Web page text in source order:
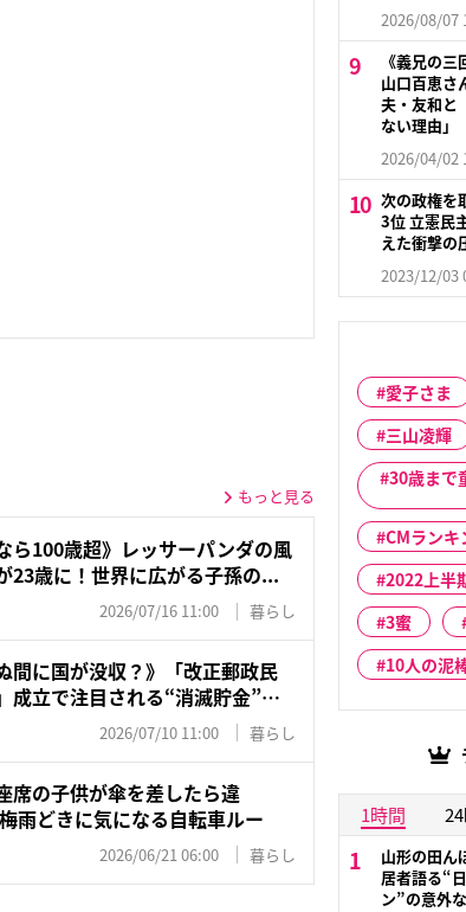
もっと見る
ら100歳超》レッサーパンダの風
23歳に！世界に広がる子孫の...
2026/07/16 11:00 暮らし
間に国が没収？》「改正郵政民
成立で注目される“消滅貯金”…
2026/07/10 11:00 暮らし
席の子供が傘を差したら違
雨どきに気になる自転車ルー
2026/06/21 06:00 暮らし
2026/08/07
《義兄の三
山口百恵
夫・友和と
ない理由」
2026/04/02
次の政権を
3位 立憲民
えた衝撃の
2023/12/03
愛子さま
三山凌輝
30歳まで
CMランキ
2022上半
3蜜
10人の泥
1時間
山形の田ん
居者語る“
ン”の意外